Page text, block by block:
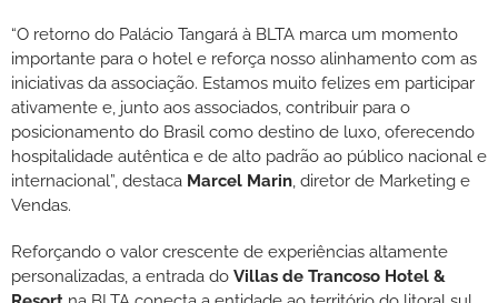
“O retorno do Palácio Tangará à BLTA marca um momento
importante para o hotel e reforça nosso alinhamento com as
iniciativas da associação. Estamos muito felizes em participar
ativamente e, junto aos associados, contribuir para o
posicionamento do Brasil como destino de luxo, oferecendo
hospitalidade autêntica e de alto padrão ao público nacional e
internacional”, destaca Marcel Marin, diretor de Marketing e
Vendas.
Reforçando o valor crescente de experiências altamente
personalizadas, a entrada do Villas de Trancoso Hotel &